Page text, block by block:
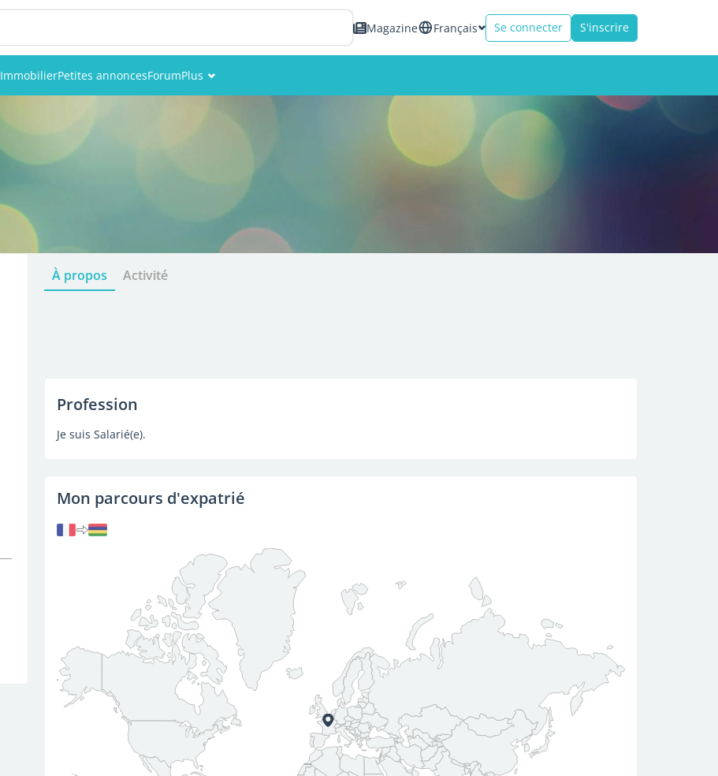
Magazine Français Se connecter S'inscrire
ImmobilierPetites annoncesForumPlus
À propos Activité
Profession
Je suis Salarié(e).
Mon parcours d'expatrié